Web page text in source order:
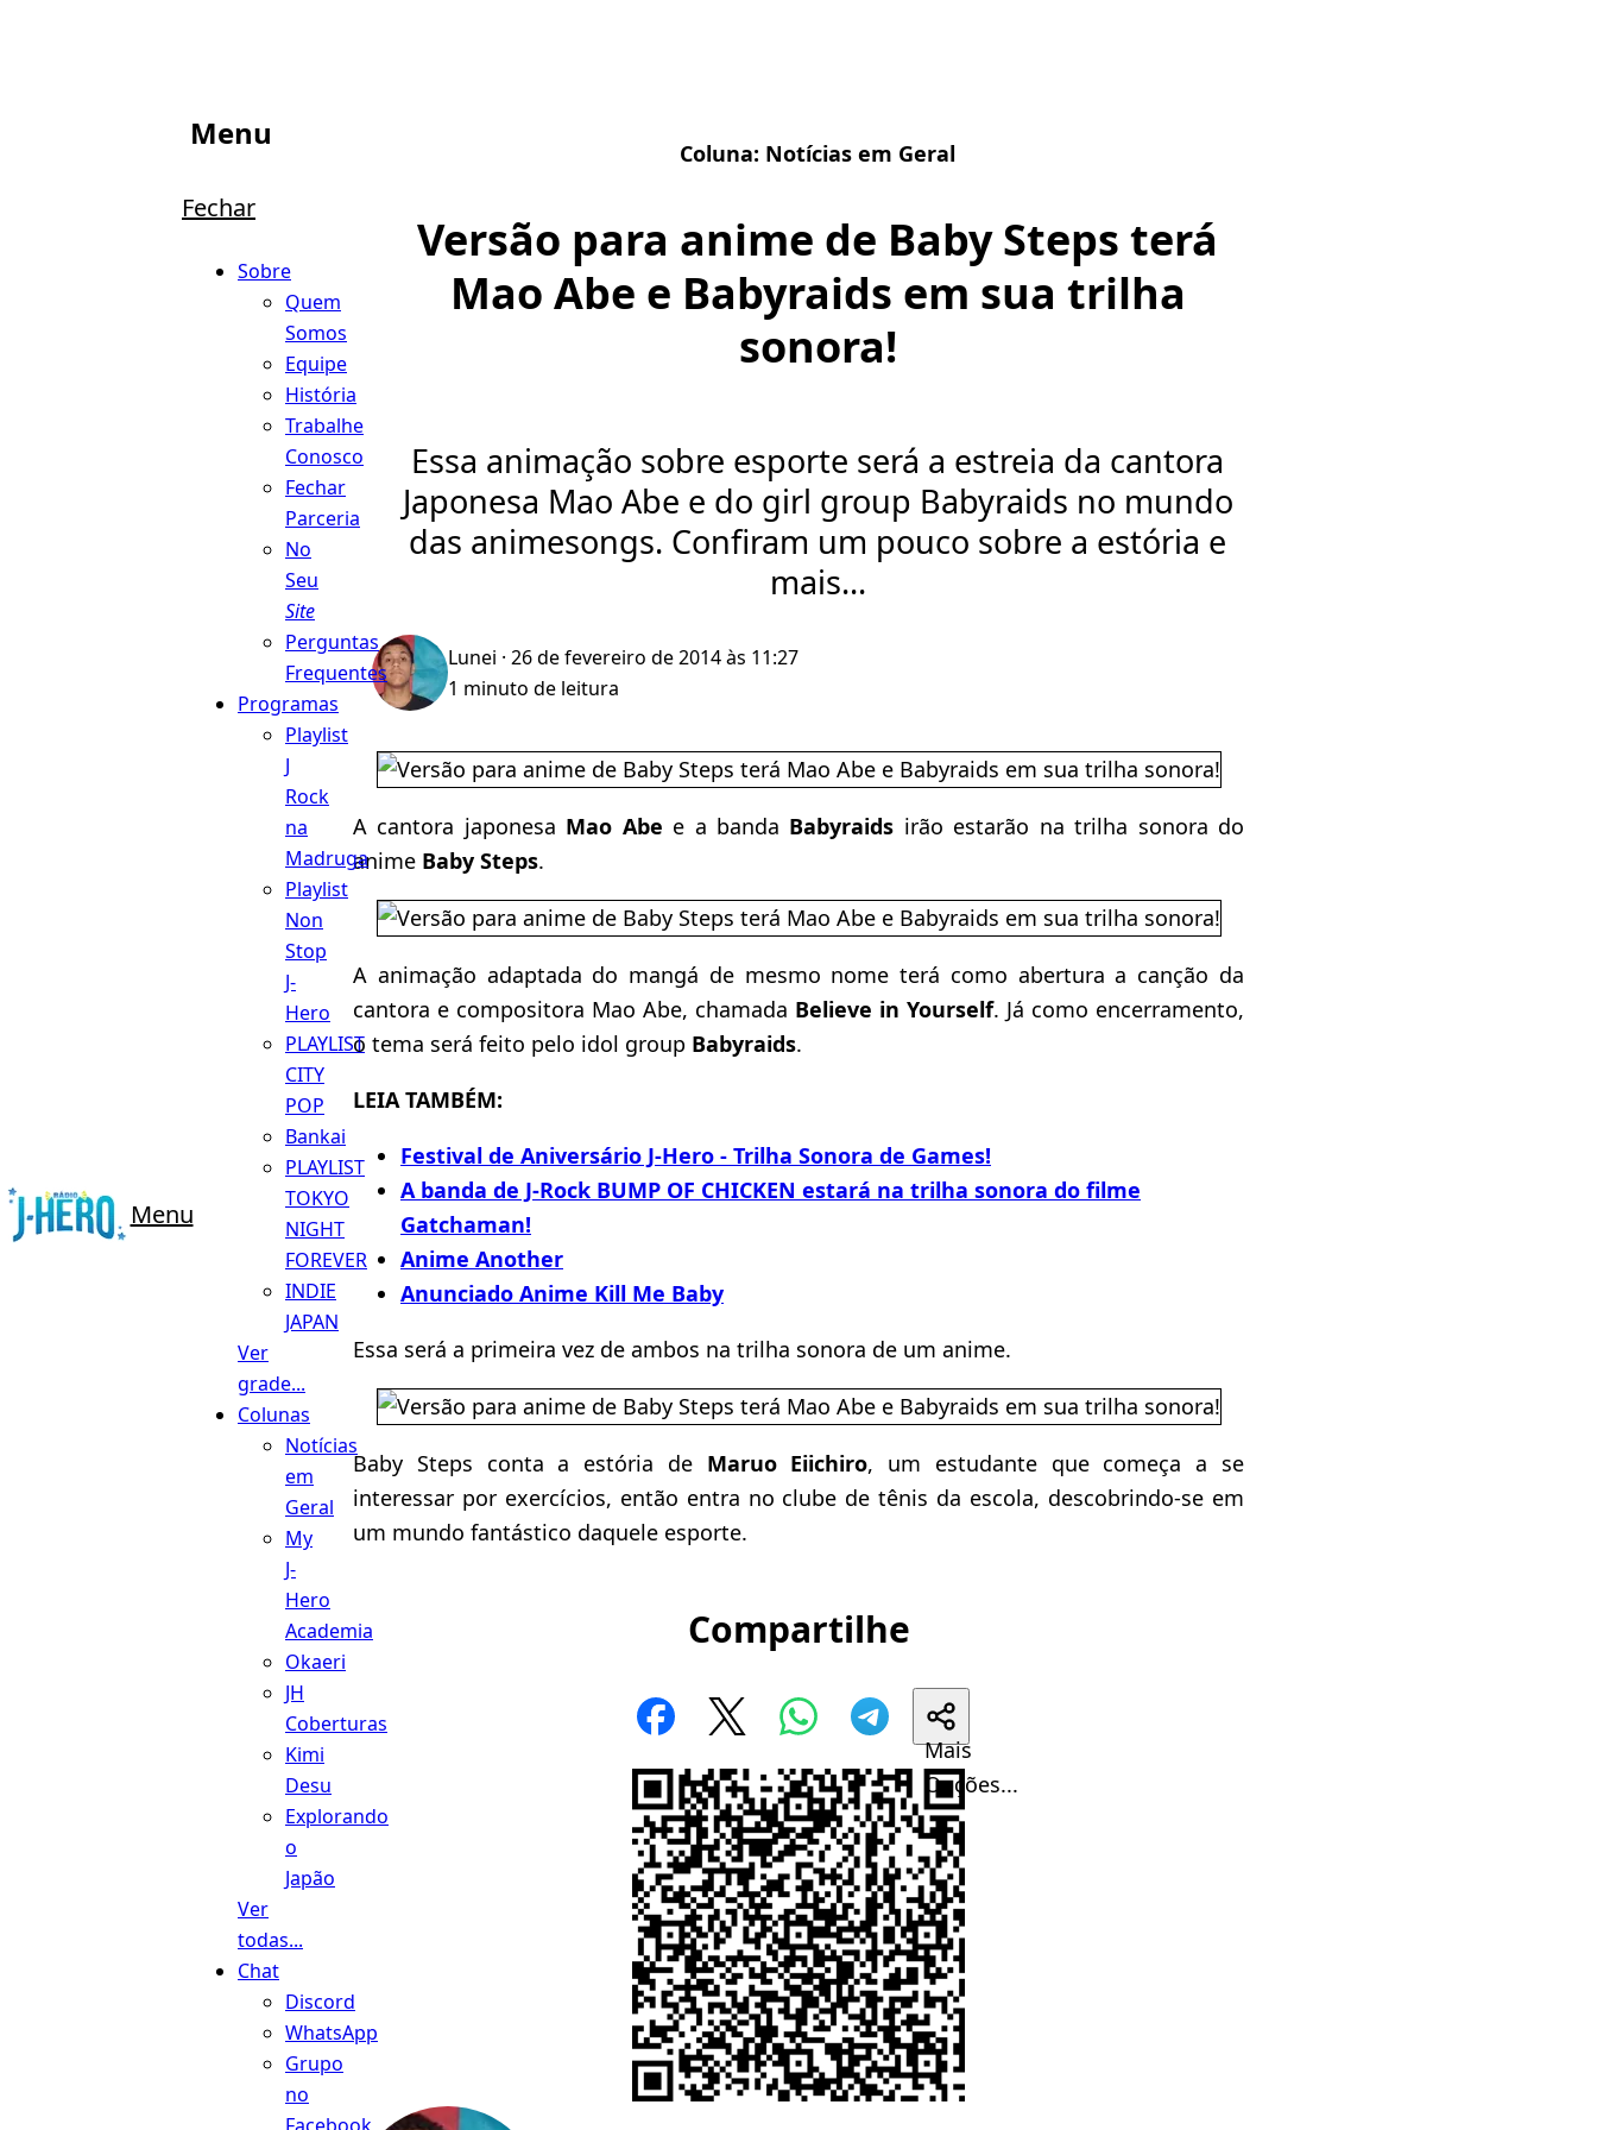
Menu
Menu
Fechar
Sobre
Quem
Somos
Equipe
História
Trabalhe
Conosco
Fechar
Parceria
No
Seu
Site
Perguntas
Frequentes
Programas
Playlist
J
Rock
na
Madruga
Playlist
Non
Stop
J-
Hero
PLAYLIST
CITY
POP
Bankai
PLAYLIST
TOKYO
NIGHT
FOREVER
INDIE
JAPAN
Ver
grade...
Colunas
Notícias
em
Geral
My
J-
Hero
Academia
Okaeri
JH
Coberturas
Kimi
Desu
Explorando
o
Japão
Ver
todas...
Chat
Discord
WhatsApp
Grupo
no
Coluna: Notícias em Geral
Versão para anime de Baby Steps terá
Mao Abe e Babyraids em sua trilha
sonora!
Essa animação sobre esporte será a estreia da cantora
Japonesa Mao Abe e do girl group Babyraids no mundo
das animesongs. Confiram um pouco sobre a estória e
mais...
Lunei · 26 de fevereiro de 2014 às 11:27
1 minuto de leitura
A cantora japonesa Mao Abe e a banda Babyraids irão estarão na trilha sonora do
anime Baby Steps.
A animação adaptada do mangá de mesmo nome terá como abertura a canção da
cantora e compositora Mao Abe, chamada Believe in Yourself. Já como encerramento,
o tema será feito pelo idol group Babyraids.
LEIA TAMBÉM:
Festival de Aniversário J-Hero - Trilha Sonora de Games!
A banda de J-Rock BUMP OF CHICKEN estará na trilha sonora do filme
Gatchaman!
Anime Another
Anunciado Anime Kill Me Baby
Essa será a primeira vez de ambos na trilha sonora de um anime.
Baby Steps conta a estória de Maruo Eiichiro, um estudante que começa a se
interessar por exercícios, então entra no clube de tênis da escola, descobrindo-se em
um mundo fantástico daquele esporte.
Compartilhe
Mais
Opções...